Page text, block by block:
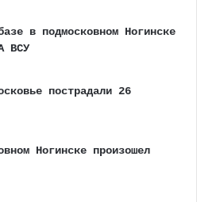
в подмосковном Ногинске
ВСУ
пострадали 26
Ногинске произошел